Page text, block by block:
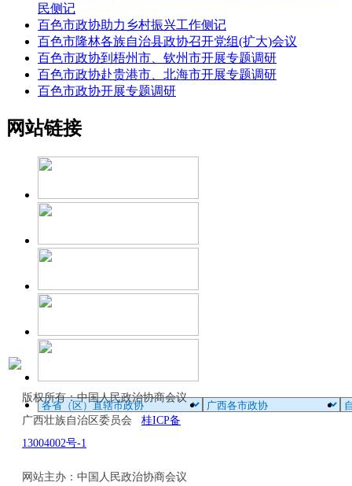
民侧记
百色市政协助力乡村振兴工作侧记
百色市隆林各族自治县政协召开党组(扩大)会议
百色市政协到梧州市、钦州市开展专题调研
百色市政协赴贵港市、北海市开展专题调研
百色市政协开展专题调研
网站链接
版权所有：中国人民政治协商会议
广西壮族自治区委员会 桂ICP备
13004002号-1
网站主办：中国人民政治协商会议